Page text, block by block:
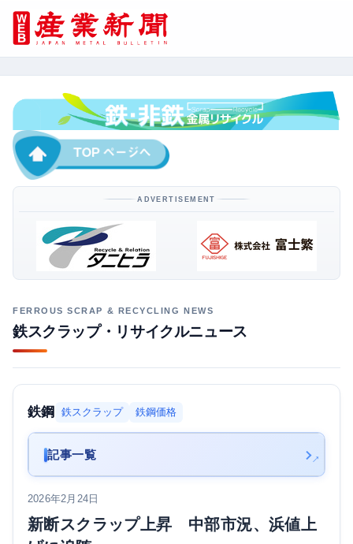
ADVERTISEMENT
鉄スクラップ・リサイクルニュース
鉄鋼 鉄スクラップ 鉄鋼価格
記事一覧
2026年2月24日
新断スクラップ上昇 中部市況、浜値上